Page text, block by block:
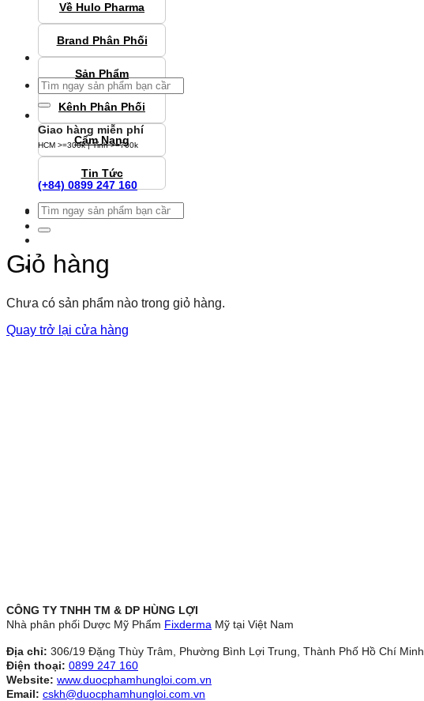
Tìm
kiếm:
Giao hàng miễn phí
HCM >=300k | Tỉnh >=700k
(+84) 0899 247 160
Đăng nhập
Về Hulo Pharma
Brand Phân Phối
Sản Phẩm
Kênh Phân Phối
Cẩm Nang
Tin Tức
Tìm
kiếm:
Giỏ hàng
Chưa có sản phẩm nào trong giỏ hàng.
Quay trở lại cửa hàng
CÔNG TY TNHH TM & DP HÙNG LỢI
Nhà phân phối Dược Mỹ Phẩm Fixderma Mỹ tại Việt Nam
Địa chỉ: 306/19 Đặng Thùy Trâm, Phường Bình Lợi Trung, Thành Phố Hồ Chí Minh
Điện thoại: 0899 247 160
Website: www.duocphamhungloi.com.vn
Email: cskh@duocphamhungloi.com.vn